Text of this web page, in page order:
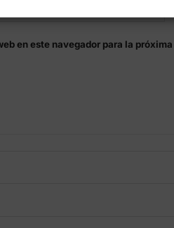
en este navegador para la